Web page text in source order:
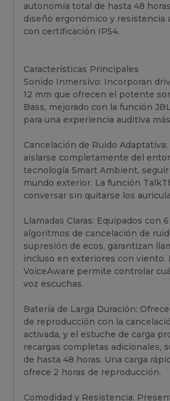
autonomía total de hasta 48
diseño ergonómico y resistencia
con certificación IP54.
Características Principales
Sonido Inmersivo: Incorporan
12 mm que ofrecen el potente
Bass, mejorado con la función
para una experiencia auditiva
Cancelación de Ruido
aislarse completamente del
tecnología Smart Ambient,
mundo exterior. La función
conversar sin quitarse los
Llamadas Claras: Equipados con
algoritmos de cancelación de
supresión de ecos, garantizan
incluso en exteriores con viento.
VoiceAware permite controlar
voz escuchas.
Batería de Larga Duración:
de reproducción con la
activada, y el estuche de carga
recargas completas adicionales,
de hasta 48 horas. Una carga
ofrece 2 horas de reproducción.
Comodidad y Resistencia: